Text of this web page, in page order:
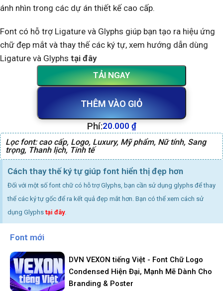
ánh nhìn trong các dự án thiết kế cao cấp.
Font có hỗ trợ Ligature và Glyphs giúp bạn tạo ra hiệu ứng
chữ đẹp mắt và thay thế các ký tự, xem hướng dẫn dùng
Ligature và Glyphs tại đây
THÊM VÀO GIỎ
TẢI NGAY
Phí:20.000 ₫
Lọc font: cao cấp, Logo, Luxury, Mỹ phẩm, Nữ tính, Sang
trọng, Thanh lịch, Tinh tế
Cách thay thế ký tự giúp font hiển thị đẹp hơn
Đối với một số font chữ có hỗ trợ Glyphs, bạn cần sử dụng glyphs để thay
thể các ký tự gốc để ra kết quả đẹp mắt hơn. Bạn có thể xem cách sử
dụng Glyphs tại đây.
Font mới
DVN VEXON tiếng Việt - Font Chữ Logo
Condensed Hiện Đại, Mạnh Mẽ Dành Cho
Branding & Poster